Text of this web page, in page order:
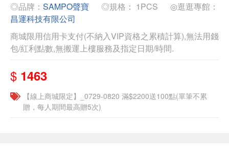
◎品牌： SAMPO聲寶 ◎規格： 1PCS
◎逛逛專館：
昌運科技有限公司
商城限用信用卡支付(不納入VIP資格之累積計算),無法用錢
包/紅利點數,無搬運上樓服務及指定日期/時間.
$ 1463
【線上商城限定】_0729-0820 滿$2200送100點(單筆不累
贈，每人期間最高贈5次)